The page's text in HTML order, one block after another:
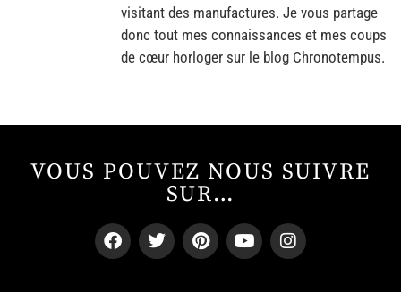
visitant des manufactures. Je vous partage
donc tout mes connaissances et mes coups
de cœur horloger sur le blog Chronotempus.
VOUS POUVEZ NOUS SUIVRE
SUR…